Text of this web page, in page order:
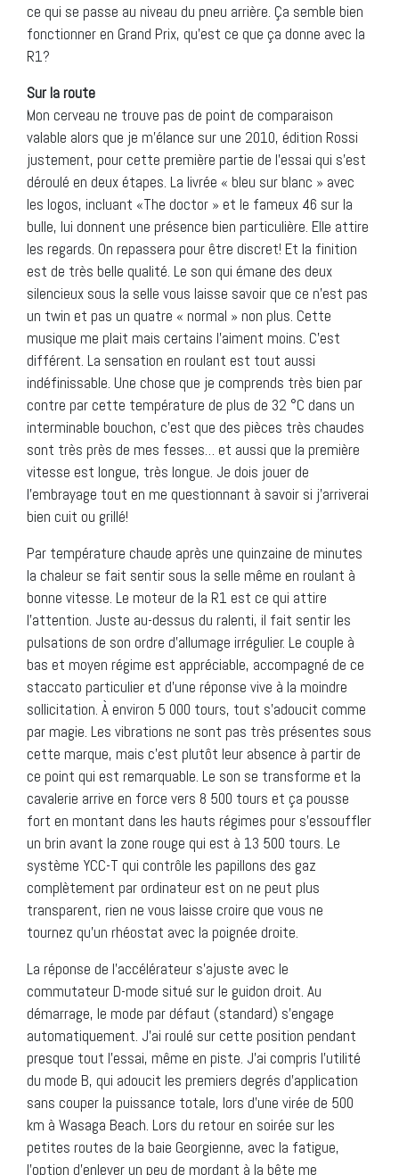
ce qui se passe au niveau du pneu arrière. Ça semble bien
fonctionner en Grand Prix, qu’est ce que ça donne avec la
R1?
Sur la route
Mon cerveau ne trouve pas de point de comparaison
valable alors que je m’élance sur une 2010, édition Rossi
justement, pour cette première partie de l’essai qui s’est
déroulé en deux étapes. La livrée « bleu sur blanc » avec
les logos, incluant «The doctor » et le fameux 46 sur la
bulle, lui donnent une présence bien particulière. Elle attire
les regards. On repassera pour être discret! Et la finition
est de très belle qualité. Le son qui émane des deux
silencieux sous la selle vous laisse savoir que ce n’est pas
un twin et pas un quatre « normal » non plus. Cette
musique me plait mais certains l’aiment moins. C’est
différent. La sensation en roulant est tout aussi
indéfinissable. Une chose que je comprends très bien par
contre par cette température de plus de 32 °C dans un
interminable bouchon, c’est que des pièces très chaudes
sont très près de mes fesses… et aussi que la première
vitesse est longue, très longue. Je dois jouer de
l’embrayage tout en me questionnant à savoir si j’arriverai
bien cuit ou grillé!
Par température chaude après une quinzaine de minutes
la chaleur se fait sentir sous la selle même en roulant à
bonne vitesse. Le moteur de la R1 est ce qui attire
l’attention. Juste au-dessus du ralenti, il fait sentir les
pulsations de son ordre d’allumage irrégulier. Le couple à
bas et moyen régime est appréciable, accompagné de ce
staccato particulier et d’une réponse vive à la moindre
sollicitation. À environ 5 000 tours, tout s’adoucit comme
par magie. Les vibrations ne sont pas très présentes sous
cette marque, mais c’est plutôt leur absence à partir de
ce point qui est remarquable. Le son se transforme et la
cavalerie arrive en force vers 8 500 tours et ça pousse
fort en montant dans les hauts régimes pour s’essouffler
un brin avant la zone rouge qui est à 13 500 tours. Le
système YCC-T qui contrôle les papillons des gaz
complètement par ordinateur est on ne peut plus
transparent, rien ne vous laisse croire que vous ne
tournez qu’un rhéostat avec la poignée droite.
La réponse de l’accélérateur s’ajuste avec le
commutateur D-mode situé sur le guidon droit. Au
démarrage, le mode par défaut (standard) s’engage
automatiquement. J’ai roulé sur cette position pendant
presque tout l’essai, même en piste. J’ai compris l’utilité
du mode B, qui adoucit les premiers degrés d’application
sans couper la puissance totale, lors d’une virée de 500
km à Wasaga Beach. Lors du retour en soirée sur les
petites routes de la baie Georgienne, avec la fatigue,
l’option d’enlever un peu de mordant à la bête me